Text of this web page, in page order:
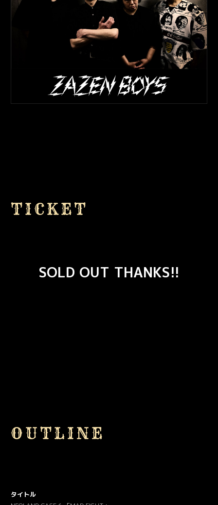
TICKET
SOLD OUT THANKS!!
OUTLINE
タイトル